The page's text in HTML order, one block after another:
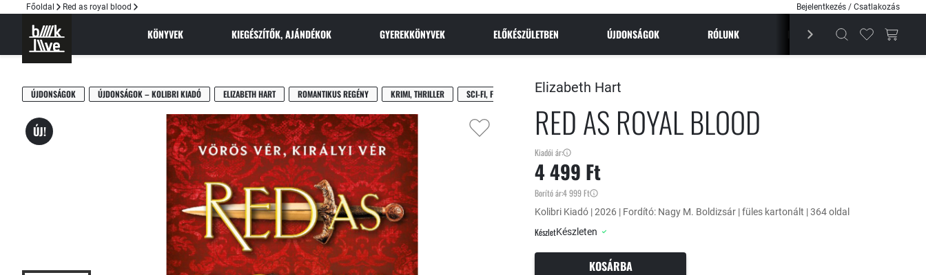
Főoldal Red as royal blood Bejelentkezés / Csatlakozás
KÖNYVEK KIEGÉSZÍTŐK, AJÁNDÉKOK GYEREKKÖNYVEK ELŐKÉSZÜLETBEN ÚJDONSÁGOK RÓLUNK BESTSELLEREK MAGAZIN
ÚJDONSÁGOK ÚJDONSÁGOK – KOLIBRI KIADÓ ELIZABETH HART ROMANTIKUS REGÉNY KRIMI, THRILLER SCI-FI, FANTASY YOUNG ADULT
ÚJ!
Elizabeth Hart
RED AS ROYAL BLOOD
Kiadói ár:
4 499 Ft
Borító ár:4 999 Ft
Kolibri Kiadó | 2026 | Fordító: Nagy M. Boldizsár | füles kartonált | 364 oldal
KészletKészleten
KOSÁRBA